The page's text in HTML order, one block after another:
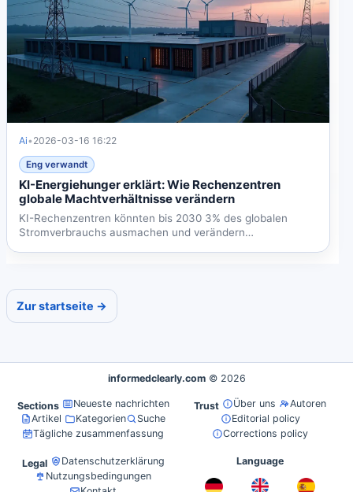
Ai• 2026-03-16 16:22
Eng verwandt
KI-Energiehunger erklärt: Wie Rechenzentren
globale Machtverhältnisse verändern
KI-Rechenzentren könnten bis 2030 3% des globalen
Stromverbrauchs ausmachen und verändern
Zur startseite →
informedclearly.com © 2026
Sections
Neueste nachrichten
Artikel
Kategorien
Suche
Tägliche zusammenfassung
Trust Über uns
Autoren
Editorial policy
Corrections policy
Legal
Datenschutzerklärung
Nutzungsbedingungen
Language